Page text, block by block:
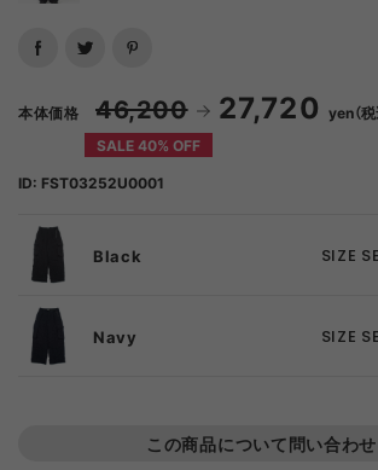
本体価格 46,200 27,720yen（税
SALE 40% OFF
ID: FST03252U0001
Black SIZE
Navy SIZE
この商品について問い合わ